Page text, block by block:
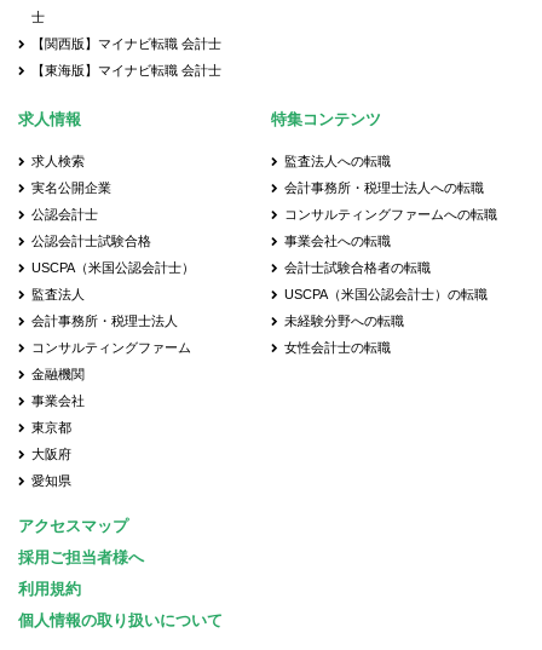
士
【関西版】マイナビ転職 会計士
【東海版】マイナビ転職 会計士
求人情報
求人検索
実名公開企業
公認会計士
公認会計士試験合格
USCPA（米国公認会計士）
監査法人
会計事務所・税理士法人
コンサルティングファーム
金融機関
事業会社
東京都
大阪府
愛知県
特集コンテンツ
監査法人への転職
会計事務所・税理士法人への転職
コンサルティングファームへの転職
事業会社への転職
会計士試験合格者の転職
USCPA（米国公認会計士）の転職
未経験分野への転職
女性会計士の転職
アクセスマップ
採用ご担当者様へ
利用規約
個人情報の取り扱いについて